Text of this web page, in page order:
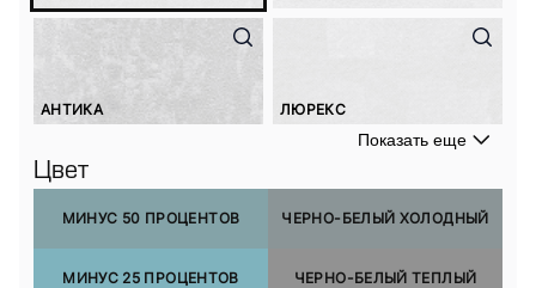
АНТИКА ЛЮРЕКС
Показать еще
Цвет
МИНУС 50 ПРОЦЕНТОВ
МИНУС 25 ПРОЦЕНТОВ
ЧЕРНО-БЕЛЫЙ ХОЛОДНЫЙ
ЧЕРНО-БЕЛЫЙ ТЕПЛЫЙ